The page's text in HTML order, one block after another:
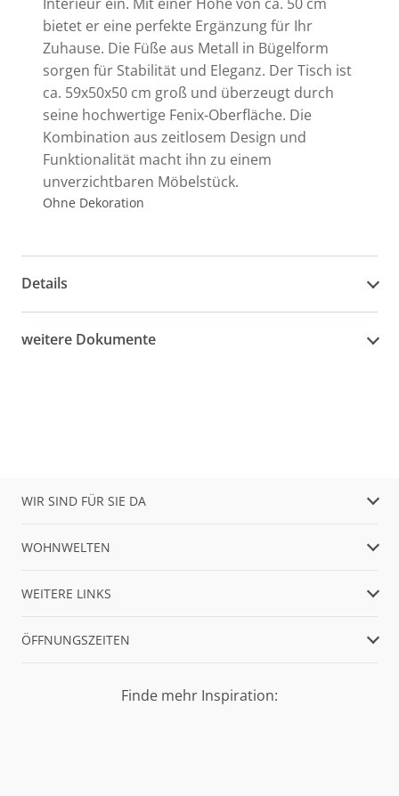
bietet er eine perfekte Ergänzung für Ihr
Zuhause. Die Füße aus Metall in Bügelform
sorgen für Stabilität und Eleganz. Der Tisch ist
ca. 59x50x50 cm groß und überzeugt durch
seine hochwertige Fenix-Oberfläche. Die
Kombination aus zeitlosem Design und
Funktionalität macht ihn zu einem
unverzichtbaren Möbelstück.
Ohne Dekoration
Details
weitere Dokumente
WIR SIND FÜR SIE DA
WOHNWELTEN
WEITERE LINKS
ÖFFNUNGSZEITEN
Finde mehr Inspiration: